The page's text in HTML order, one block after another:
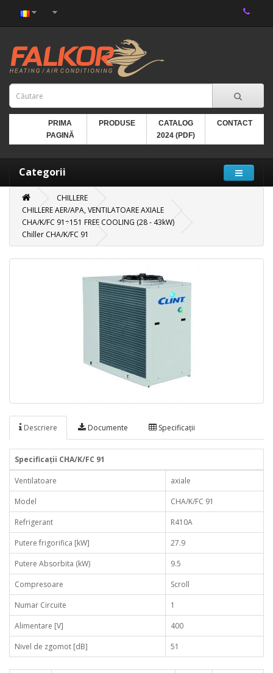
PRIMA
PAGINĂ
PRODUSE
CATALOG
2024 (PDF)
CONTACT
Categorii
CHILLERE
CHILLERE AER/APA, VENTILATOARE AXIALE
CHA/K/FC 91÷151 FREE COOLING (28 - 43kW)
Chiller CHA/K/FC 91
Descriere Documente Specificaţii
Specificaţii CHA/K/FC 91
Ventilatoare
axiale
Model
CHA/K/FC 91
Refrigerant
R410A
Putere frigorifica [kW]
27.9
Putere Absorbita (kW)
9.5
Compresoare
Scroll
Numar Circuite
1
Alimentare [V]
400
Nivel de zgomot [dB]
51